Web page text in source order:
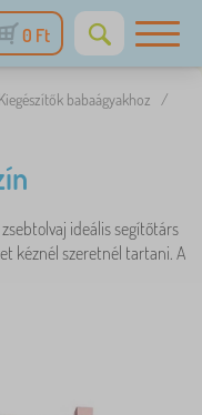
0 Ft
Kiegészítők babaágyakhoz
/
ideális segítőtárs
kéznél szeretnél tartani. A